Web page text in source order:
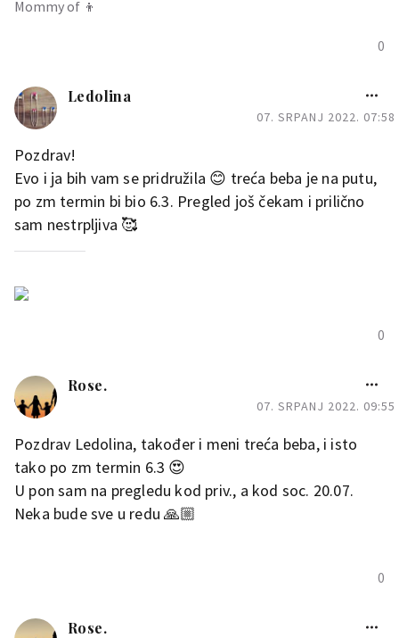
0
Mommy of 👦
Ledolina
07. SRPANJ 2022. 07:58
Pozdrav!
Evo i ja bih vam se pridružila 😊 treća beba je na putu,
po zm termin bi bio 6.3. Pregled još čekam i prilično
sam nestrpljiva 🥰
0
Rose.
07. SRPANJ 2022. 09:55
Pozdrav Ledolina, također i meni treća beba, i isto
tako po zm termin 6.3 😍
U pon sam na pregledu kod priv., a kod soc. 20.07.
Neka bude sve u redu 🙏🏼
0
Rose.